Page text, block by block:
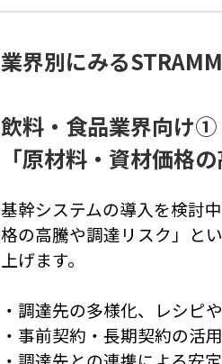
業界別にみる
飲料・食品業界向け①
「原材料・資材価格
基幹システムの導入を検討
格の高騰や調達リスク」と
上げます。
・調達先の多様化、レシピ
・事前契約・長期契約の活用